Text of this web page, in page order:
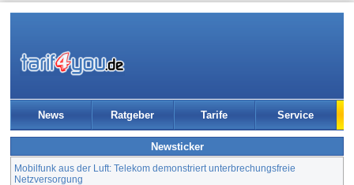
News Ratgeber Tarife Service
Newsticker
Mobilfunk aus der Luft: Telekom demonstriert unterbrechungsfreie
Netzversorgung